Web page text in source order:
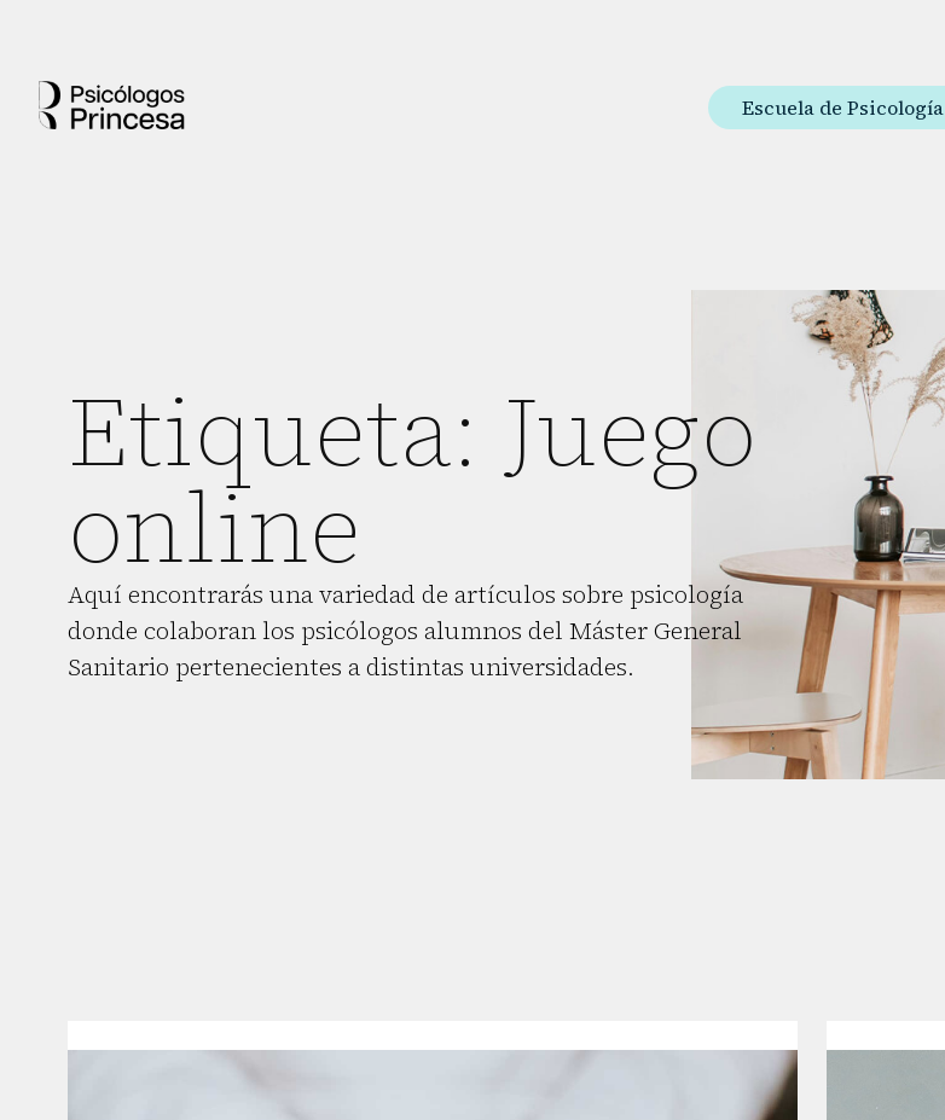
Escuela de Psicología
Etiqueta: Juego
online
Aquí encontrarás una variedad de artículos sobre psicología
donde colaboran los psicólogos alumnos del Máster General
Sanitario pertenecientes a distintas universidades.